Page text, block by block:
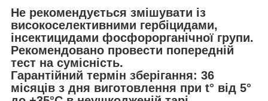
Не рекомендується змішувати із
високоселективними гербіцидами,
інсектицидами фосфорорганічної групи.
Рекомендовано провести попередній
тест на сумісність.
Гарантійний термін зберігання: 36
місяців з дня виготовлення при t° від 5°